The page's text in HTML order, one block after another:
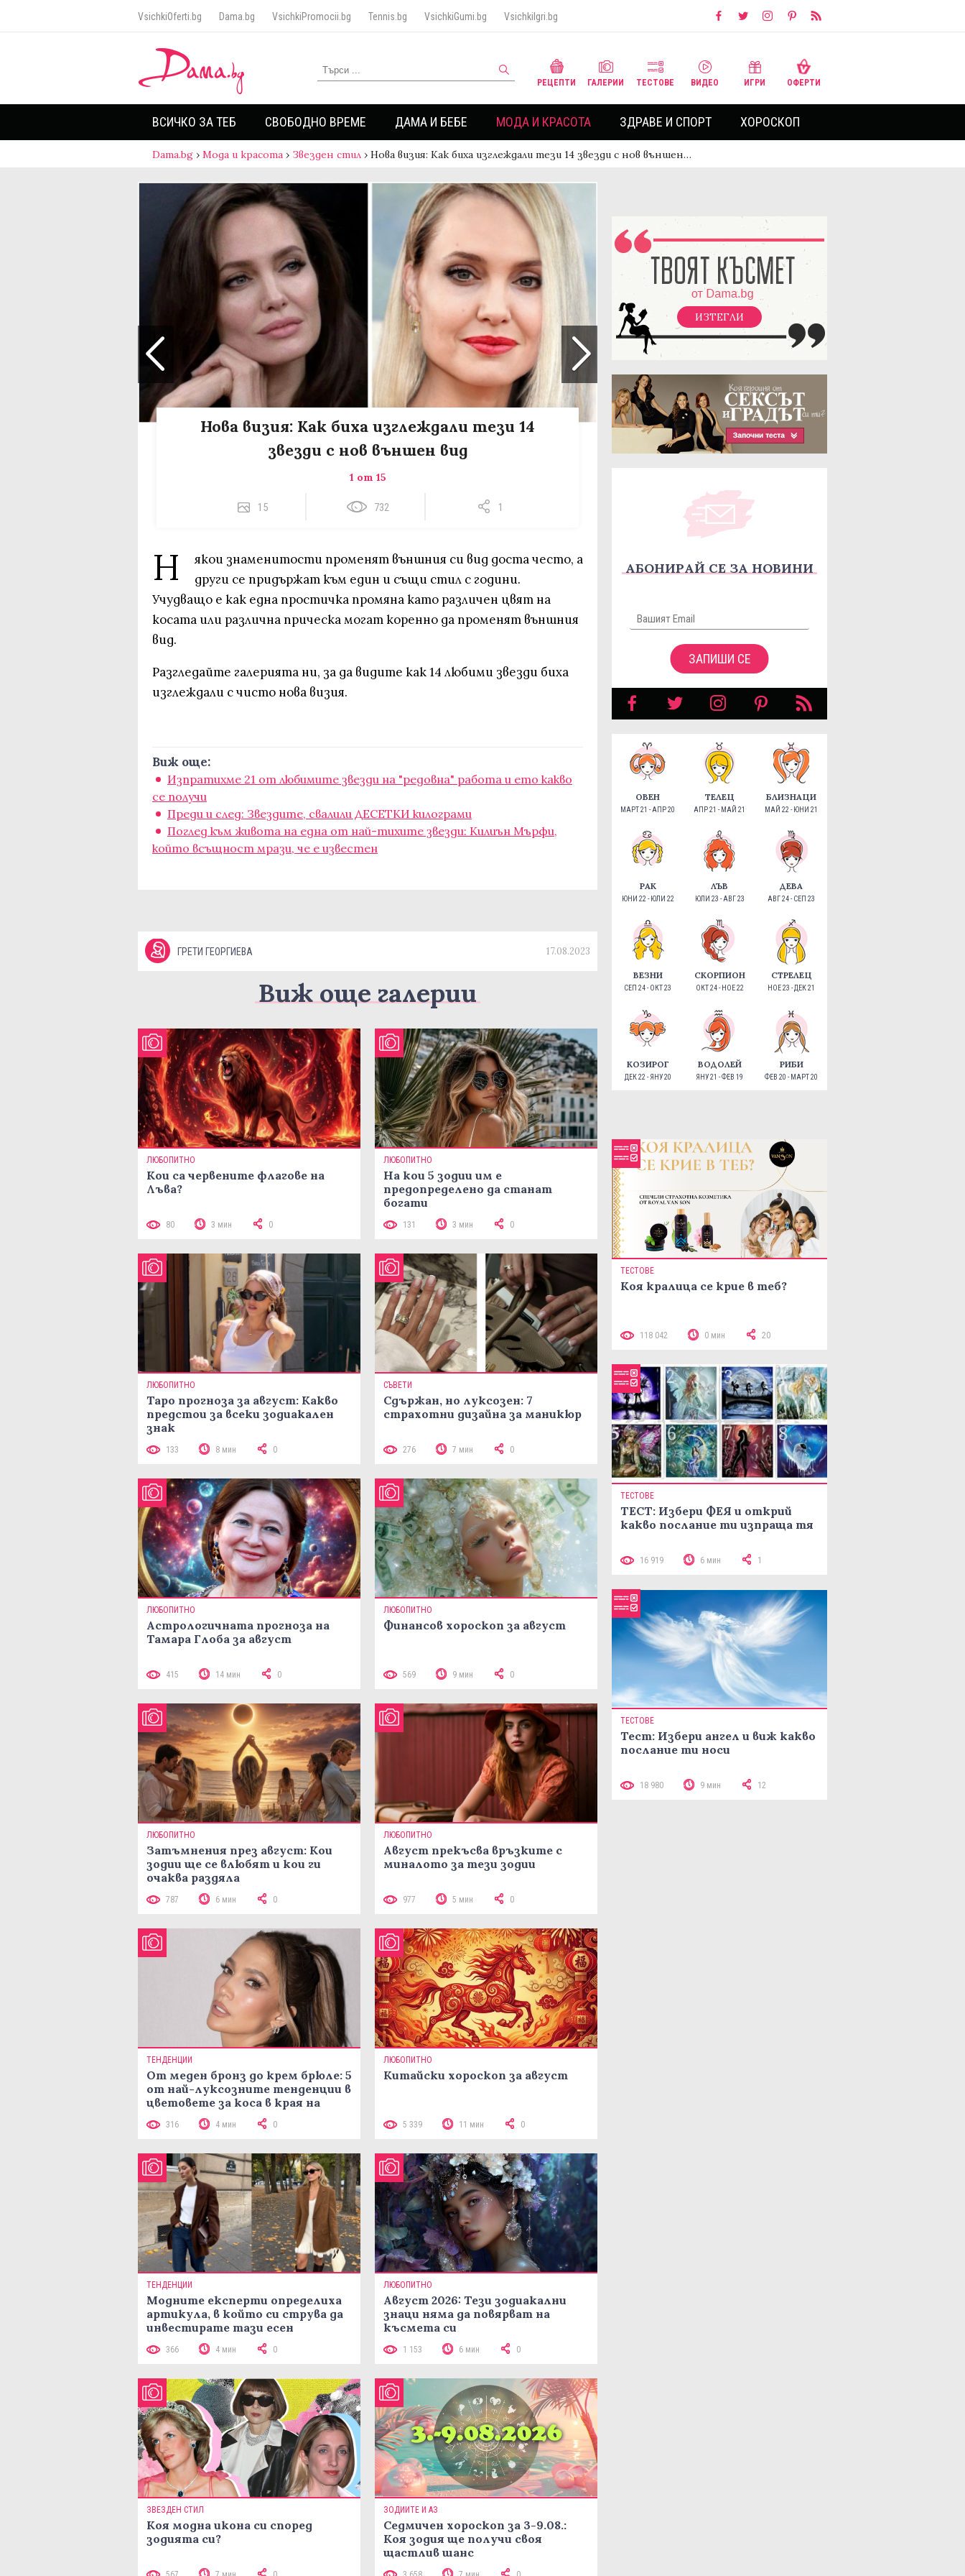
VsichkiOferti.bg Dama.bg VsichkiPromocii.bg Tennis.bg VsichkiGumi.bg VsichkiIgri.bg
РЕЦЕПТИ ГАЛЕРИИ ТЕСТОВЕ ВИДЕО ИГРИ ОФЕРТИ
ВСИЧКО ЗА ТЕБ СВОБОДНО ВРЕМЕ ДАМА И БЕБЕ МОДА И КРАСОТА ЗДРАВЕ И СПОРТ ХОРОСКОП
Dama.bg › Мода и красота › Звезден стил › Нова визия: Как биха изглеждали тези 14 звезди с нов външен…
Нова визия: Как биха изглеждали тези 14
звезди с нов външен вид
1 от 15
15 732 1
Н
якои знаменитости променят външния си вид доста често, а
други се придържат към един и същи стил с години.
Учудващо е как една простичка промяна като различен цвят на
косата или различна прическа могат коренно да променят външния
вид.
Разгледайте галерията ни, за да видите как 14 любими звезди биха
изглеждали с чисто нова визия.
Виж още:
Изпратихме 21 от любимите звезди на "редовна" работа и ето какво
се получи
Преди и след: Звездите, свалили ДЕСЕТКИ килограми
Поглед към живота на една от най-тихите звезди: Килиън Мърфи,
който всъщност мрази, че е известен
ГРЕТИ ГЕОРГИЕВА 17.08.2023
Виж още галерии
ЛЮБОПИТНО
Кои са червените флагове на
Лъва?
80 3 мин 0
ЛЮБОПИТНО
На кои 5 зодии им е
предопределено да станат
богати
131 3 мин 0
ЛЮБОПИТНО
Таро прогноза за август: Какво
предстои за всеки зодиакален
знак
133 8 мин 0
СЪВЕТИ
Сдържан, но луксозен: 7
страхотни дизайна за маникюр
276 7 мин 0
ЛЮБОПИТНО
Астрологичната прогноза на
Тамара Глоба за август
415 14 мин 0
ЛЮБОПИТНО
Финансов хороскоп за август
569 9 мин 0
ЛЮБОПИТНО
Затъмнения през август: Кои
зодии ще се влюбят и кои ги
очаква раздяла
787 6 мин 0
ЛЮБОПИТНО
Август прекъсва връзките с
миналото за тези зодии
977 5 мин 0
ТЕНДЕНЦИИ
От меден бронз до крем брюле: 5
от най-луксозните тенденции в
цветовете за коса в края на
316 4 мин 0
ЛЮБОПИТНО
Китайски хороскоп за август
5 339 11 мин 0
ТЕНДЕНЦИИ
Модните експерти определиха
артикула, в който си струва да
инвестирате тази есен
366 4 мин 0
ЛЮБОПИТНО
Август 2026: Тези зодиакални
знаци няма да повярват на
късмета си
1 153 6 мин 0
ЗВЕЗДЕН СТИЛ
Коя модна икона си според
зодията си?
ЗОДИИТЕ И АЗ
Седмичен хороскоп за 3-9.08.:
Коя зодия ще получи своя
щастлив шанс
ИЗТЕГЛИ
АБОНИРАЙ СЕ ЗА НОВИНИ
ЗАПИШИ СЕ
ОВЕН
МАРТ 21 - АПР 20
ТЕЛЕЦ
АПР 21 - МАЙ 21
БЛИЗНАЦИ
МАЙ 22 - ЮНИ 21
РАК
ЮНИ 22 - ЮЛИ 22
ЛЪВ
ЮЛИ 23 - АВГ 23
ДЕВА
АВГ 24 - СЕП 23
ВЕЗНИ
СЕП 24 - ОКТ 23
СКОРПИОН
ОКТ 24 - НОЕ 22
СТРЕЛЕЦ
НОЕ 23 - ДЕК 21
КОЗИРОГ
ДЕК 22 - ЯНУ 20
ВОДОЛЕЙ
ЯНУ 21 - ФЕВ 19
РИБИ
ФЕВ 20 - МАРТ 20
ТЕСТОВЕ
Коя кралица се крие в теб?
118 042 0 мин 20
ТЕСТОВЕ
ТЕСТ: Избери ФЕЯ и открий
какво послание ти изпраща тя
16 919 6 мин 1
ТЕСТОВЕ
Тест: Избери ангел и виж какво
послание ти носи
18 980 9 мин 12